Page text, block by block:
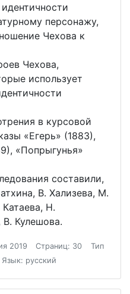
персонажу,
Чехова к
Чехова,
использует
в курсовой
«Егерь» (1883),
«Попрыгунья»
составили,
В. Хализева, М.
Н.
Кулешова.
2019 Страниц: 30
Тип
Язык: русский